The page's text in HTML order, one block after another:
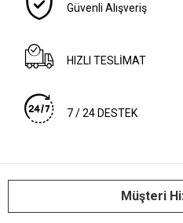
Güvenli Alışveriş
HIZLI TESLİMAT
7 / 24 DESTEK
Müşteri